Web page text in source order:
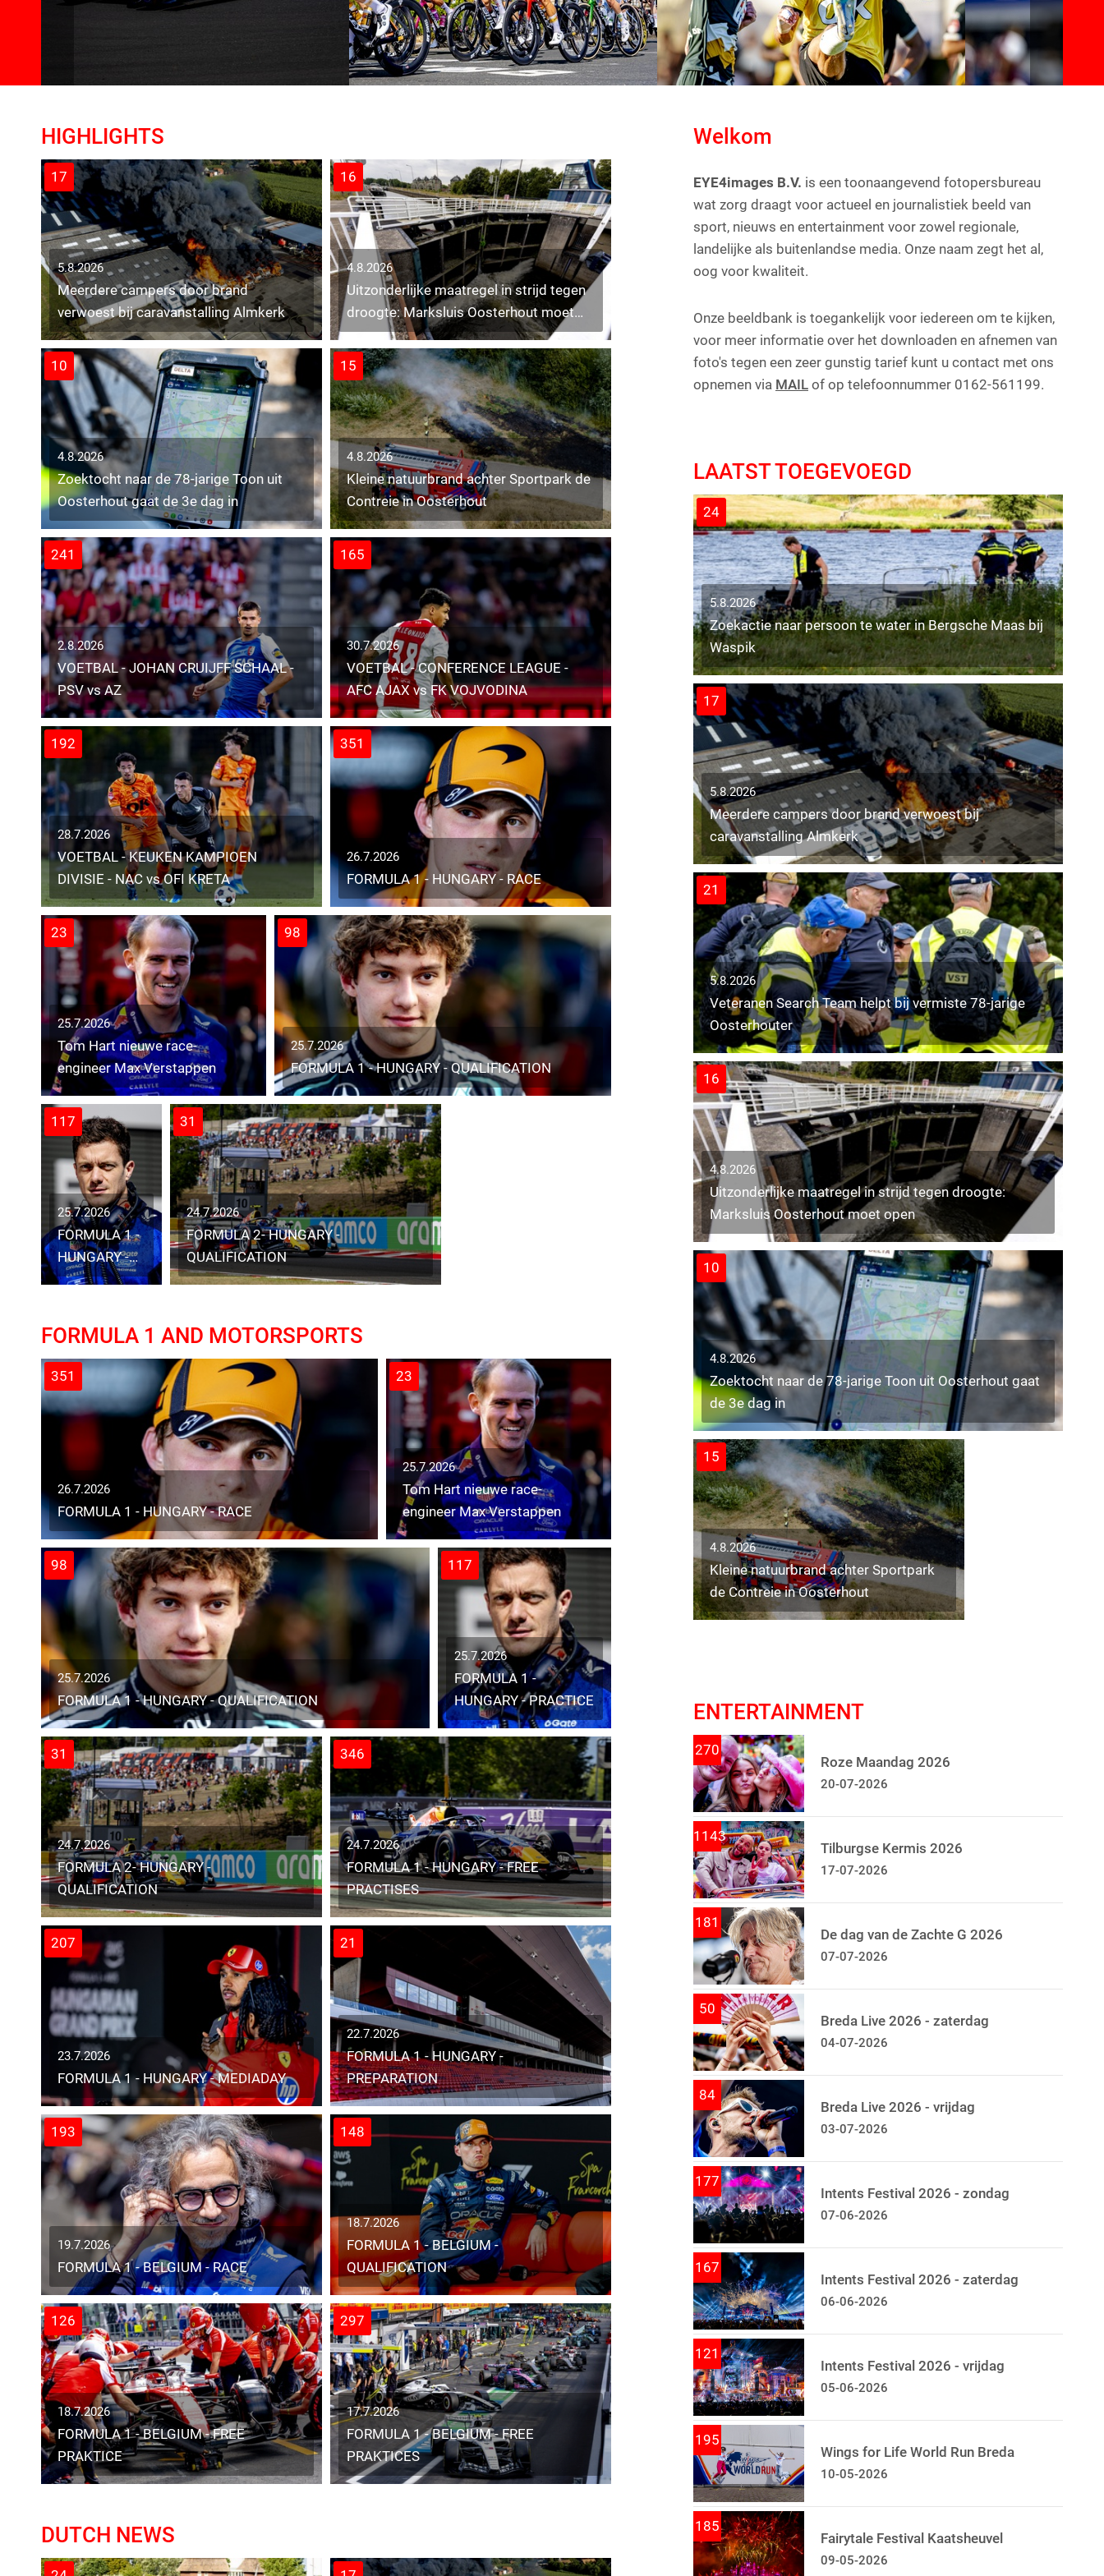
HIGHLIGHTS
17
5.8.2026
Meerdere campers door brand
verwoest bij caravanstalling Almkerk
16
4.8.2026
Uitzonderlijke maatregel in strijd tegen
droogte: Marksluis Oosterhout moet
open
10
4.8.2026
Zoektocht naar de 78-jarige Toon uit
Oosterhout gaat de 3e dag in
15
4.8.2026
Kleine natuurbrand achter Sportpark de
Contreie in Oosterhout
241
2.8.2026
VOETBAL - JOHAN CRUIJFF SCHAAL -
PSV vs AZ
165
30.7.2026
VOETBAL - CONFERENCE LEAGUE -
AFC AJAX vs FK VOJVODINA
192
28.7.2026
VOETBAL - KEUKEN KAMPIOEN
DIVISIE - NAC vs OFI KRETA
351
26.7.2026
FORMULA 1 - HUNGARY - RACE
23
25.7.2026
Tom Hart nieuwe race-
engineer Max Verstappen
98
25.7.2026
FORMULA 1 - HUNGARY - QUALIFICATION
117
25.7.2026
FORMULA 1 -
HUNGARY -
PRACTICE
31
24.7.2026
FORMULA 2- HUNGARY -
QUALIFICATION
FORMULA 1 AND MOTORSPORTS
351
26.7.2026
FORMULA 1 - HUNGARY - RACE
23
25.7.2026
Tom Hart nieuwe race-
engineer Max Verstappen
98
25.7.2026
FORMULA 1 - HUNGARY - QUALIFICATION
117
25.7.2026
FORMULA 1 -
HUNGARY - PRACTICE
31
24.7.2026
FORMULA 2- HUNGARY -
QUALIFICATION
346
24.7.2026
FORMULA 1 - HUNGARY - FREE
PRACTISES
207
23.7.2026
FORMULA 1 - HUNGARY - MEDIADAY
21
22.7.2026
FORMULA 1 - HUNGARY -
PREPARATION
193
19.7.2026
FORMULA 1 - BELGIUM - RACE
148
18.7.2026
FORMULA 1 - BELGIUM -
QUALIFICATION
126
18.7.2026
FORMULA 1 - BELGIUM - FREE
PRAKTICE
297
17.7.2026
FORMULA 1 - BELGIUM - FREE
PRAKTICES
DUTCH NEWS
Welkom
EYE4images B.V. is een toonaangevend fotopersbureau
wat zorg draagt voor actueel en journalistiek beeld van
sport, nieuws en entertainment voor zowel regionale,
landelijke als buitenlandse media. Onze naam zegt het al,
oog voor kwaliteit.
Onze beeldbank is toegankelijk voor iedereen om te kijken,
voor meer informatie over het downloaden en afnemen van
foto's tegen een zeer gunstig tarief kunt u contact met ons
opnemen via MAIL of op telefoonnummer 0162-561199.
LAATST TOEGEVOEGD
24
5.8.2026
Zoekactie naar persoon te water in Bergsche Maas bij
Waspik
17
5.8.2026
Meerdere campers door brand verwoest bij
caravanstalling Almkerk
21
5.8.2026
Veteranen Search Team helpt bij vermiste 78-jarige
Oosterhouter
16
4.8.2026
Uitzonderlijke maatregel in strijd tegen droogte:
Marksluis Oosterhout moet open
10
4.8.2026
Zoektocht naar de 78-jarige Toon uit Oosterhout gaat
de 3e dag in
15
4.8.2026
Kleine natuurbrand achter Sportpark
de Contreie in Oosterhout
ENTERTAINMENT
270
Roze Maandag 2026
20-07-2026
1143
Tilburgse Kermis 2026
17-07-2026
181
De dag van de Zachte G 2026
07-07-2026
50
Breda Live 2026 - zaterdag
04-07-2026
84
Breda Live 2026 - vrijdag
03-07-2026
177
Intents Festival 2026 - zondag
07-06-2026
167
Intents Festival 2026 - zaterdag
06-06-2026
121
Intents Festival 2026 - vrijdag
05-06-2026
195
Wings for Life World Run Breda
10-05-2026
185
Fairytale Festival Kaatsheuvel
09-05-2026